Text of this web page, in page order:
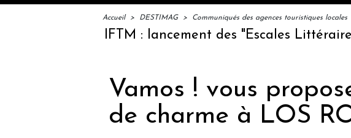
Accueil > DESTIMAG > Communiqués des agences touristiques locales
IFTM : lancement des "Escales
Vamos ! vous
de charme à LOS